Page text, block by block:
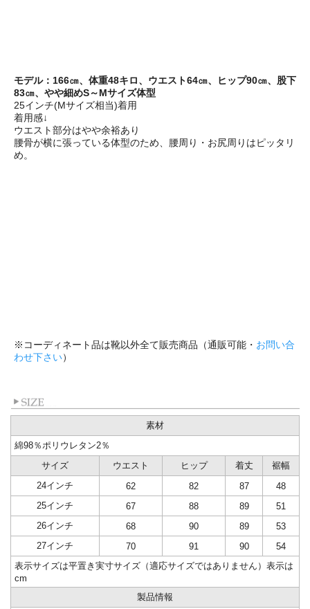
モデル：166㎝、体重48キロ、ウエスト64㎝、ヒップ90㎝、股下
83㎝、やや細めS～Mサイズ体型
25インチ(Mサイズ相当)着用
着用感↓
ウエスト部分はやや余裕あり
腰骨が横に張っている体型のため、腰周り・お尻周りはピッタリ
め。
※コーディネート品は靴以外全て販売商品（通販可能・ お問い合
わせ下さい）
素材
綿98％ポリウレタン2％
サイズ
ウエスト ヒップ 着丈
裾幅
24インチ
62 82 87
48
25インチ
67 88 89
51
26インチ
68 90 89
53
27インチ
70 91 90
54
表示サイズは平置き実寸サイズ（適応サイズではありません）表示は
cm
製品情報